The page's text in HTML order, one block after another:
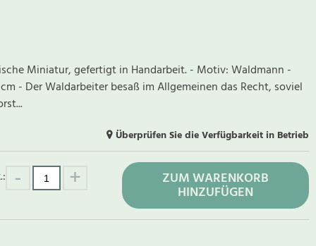
Miniatur, gefertigt in Handarbeit. - Motiv: Waldmann -
- Der Waldarbeiter besaß im Allgemeinen das Recht, soviel
Überprüfen Sie die Verfügbarkeit in Betrieb
ZUM WARENKORB
HINZUFÜGEN